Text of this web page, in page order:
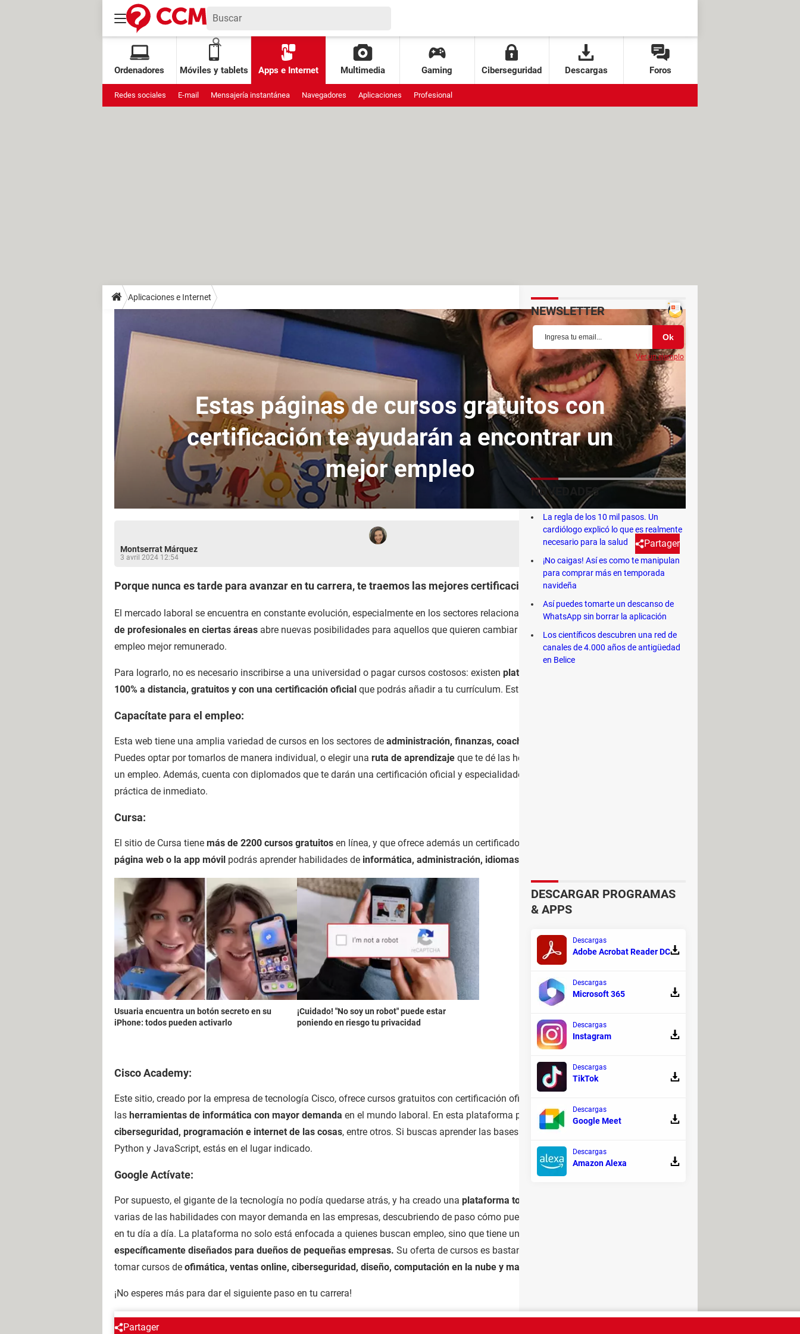
Ordenadores Móviles y tablets Apps e Internet Multimedia Gaming Ciberseguridad Descargas Foros
Redes sociales E-mail Mensajería instantánea Navegadores Aplicaciones Profesional
Aplicaciones e Internet
Estas páginas de cursos gratuitos con
certificación te ayudarán a encontrar un
mejor empleo
Montserrat Márquez
3 avril 2024 12:54
Partager
Porque nunca es tarde para avanzar en tu carrera, te traemos las mejores certificaciones gratuitas.
El mercado laboral se encuentra en constante evolución, especialmente en los sectores relacionados con la tecnología. Además, lafalta
de profesionales en ciertas áreas abre nuevas posibilidades para aquellos que quieren cambiar de profesión o simplemente obtener un
empleo mejor remunerado.
Para lograrlo, no es necesario inscribirse a una universidad o pagar cursos costosos: existen plataformas en línea que ofrecen cursos
100% a distancia, gratuitos y con una certificación oficial que podrás añadir a tu currículum. Estas son algunas de ellas:
Capacítate para el empleo:
Esta web tiene una amplia variedad de cursos en los sectores de administración, finanzas, coaching, comercio, cuidado social, y otros
Puedes optar por tomarlos de manera individual, o elegir una ruta de aprendizaje que te dé las herramientas necesarias para encontrar
un empleo. Además, cuenta con diplomados que te darán una certificación oficial y especialidades operativas que podrás poner en
práctica de inmediato.
Cursa:
El sitio de Cursa tiene más de 2200 cursos gratuitos en línea, y que ofrece además un certificado digital al final de cada curso. Desde la
página web o la app móvil podrás aprender habilidades de informática, administración, idiomas, música, diseño, salud
Usuaria encuentra un botón secreto en su
iPhone: todos pueden activarlo
¡Cuidado! "No soy un robot" puede estar
poniendo en riesgo tu privacidad
Cisco Academy:
Este sitio, creado por la empresa de tecnología Cisco, ofrece cursos gratuitos con certificación oficial para que puedas aprender sobre
las herramientas de informática con mayor demanda en el mundo laboral. En esta plataforma podrás encontrar cursos sobre
ciberseguridad, programación e internet de las cosas, entre otros. Si buscas aprender las bases de lenguajes de programación como
Python y JavaScript, estás en el lugar indicado.
Google Actívate:
Por supuesto, el gigante de la tecnología no podía quedarse atrás, y ha creado una plataforma totalmente gratuita
varias de las habilidades con mayor demanda en las empresas, descubriendo de paso cómo puedes utilizar las herramientas de Google
en tu día a día. La plataforma no solo está enfocada a quienes buscan empleo, sino que tiene una ruta de aprendizaje con
específicamente diseñados para dueños de pequeñas empresas. Su oferta de cursos es bastante amplia; según tus objetivos, podrás
tomar cursos de ofimática, ventas online, ciberseguridad, diseño, computación en la nube y marketing, entre otros.
¡No esperes más para dar el siguiente paso en tu carrera!
Partager
NEWSLETTER
Ver un ejemplo
NOVEDADES
La regla de los 10 mil pasos. Un
cardiólogo explicó lo que es realmente
necesario para la salud
¡No caigas! Así es como te manipulan
para comprar más en temporada
navideña
Así puedes tomarte un descanso de
WhatsApp sin borrar la aplicación
Los científicos descubren una red de
canales de 4.000 años de antigüedad
en Belice
DESCARGAR PROGRAMAS
& APPS
Descargas
Adobe Acrobat Reader DC
Descargas
Microsoft 365
Descargas
Instagram
Descargas
TikTok
Descargas
Google Meet
Descargas
Amazon Alexa